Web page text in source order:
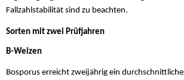
Fallzahlstabilität sind zu beachten.
Sorten mit zwei Prüfjahren
B-Weizen
Bosporus erreicht zweijährig ein